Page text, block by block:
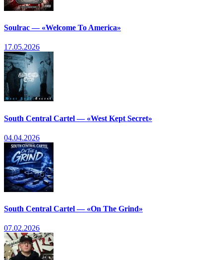
Soulrac — «Welcome To America»
17.05.2026
South Central Cartel — «West Kept Secret»
04.04.2026
South Central Cartel — «On The Grind»
07.02.2026